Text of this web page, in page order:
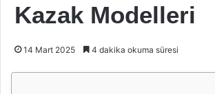
Kazak Modelleri
14 Mart 2025 4 dakika okuma süresi